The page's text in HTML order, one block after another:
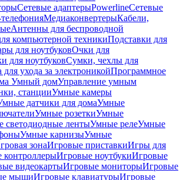
Сетевые адаптерыPowerlineСетевые
МедиаконвертерыКабели,
Антенны для беспроводной
компьютерной техникиПодставки для
для ноутбуковОчки для
для ноутбуковСумки, чехлы для
для ухода за электроникойПрограммное
Умный домУправление умным
станцииУмные камеры
датчики для домаУмные
Умные розеткиУмные
светодиодные лентыУмные релеУмные
Умные карнизыУмные
зонаИгровые приставкиИгры для
контроллерыИгровые ноутбукиИгровые
видеокартыИгровые мониторыИгровые
мышиИгровые клавиатурыИгровые